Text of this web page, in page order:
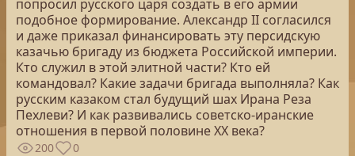
попросил русского царя создать в его армии
подобное формирование. Александр II согласился
и даже приказал финансировать эту персидскую
казачью бригаду из бюджета Российской империи.
Кто служил в этой элитной части? Кто ей
командовал? Какие задачи бригада выполняла? Как
русским казаком стал будущий шах Ирана Реза
Пехлеви? И как развивались советско-иранские
отношения в первой половине XX века?
200 0